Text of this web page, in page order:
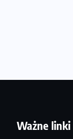
Ważne linki